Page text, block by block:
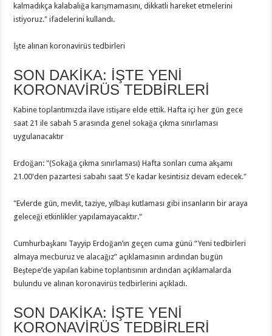
kalmadıkça kalabalığa karışmamasını, dikkatli hareket etmelerini
istiyoruz." ifadelerini kullandı.
İşte alınan koronavirüs tedbirleri
SON DAKİKA: İŞTE YENİ
KORONAVİRÜS TEDBİRLERİ
Kabine toplantımızda ilave istişare elde ettik. Hafta içi her gün gece
saat 21 ile sabah 5 arasında genel sokağa çıkma sınırlaması
uygulanacaktır
Erdoğan: "(Sokağa çıkma sınırlaması) Hafta sonları cuma akşamı
21.00'den pazartesi sabahı saat 5'e kadar kesintisiz devam edecek."
"Evlerde gün, mevlit, taziye, yılbaşı kutlaması gibi insanların bir araya
geleceği etkinlikler yapılamayacaktır."
Cumhurbaşkanı Tayyip Erdoğan’ın geçen cuma günü “Yeni tedbirleri
almaya mecburuz ve alacağız” açıklamasının ardından bugün
Beştepe’de yapılan kabine toplantısının ardından açıklamalarda
bulundu ve alınan koronavirüs tedbirlerini açıkladı.
SON DAKİKA: İŞTE YENİ
KORONAVİRÜS TEDBİRLERİ